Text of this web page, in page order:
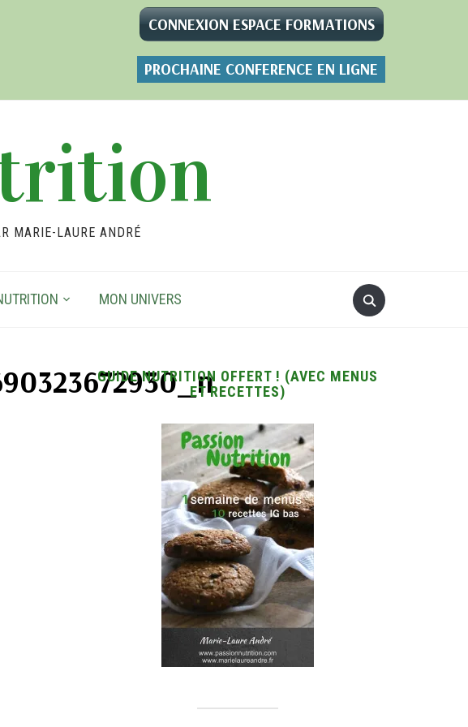
CONNEXION ESPACE FORMATIONS
PROCHAINE CONFERENCE EN LIGNE
MARIE-LAURE ANDRÉ
MON UNIVERS
GUIDE NUTRITION OFFERT ! (AVEC MENUS
ET RECETTES)